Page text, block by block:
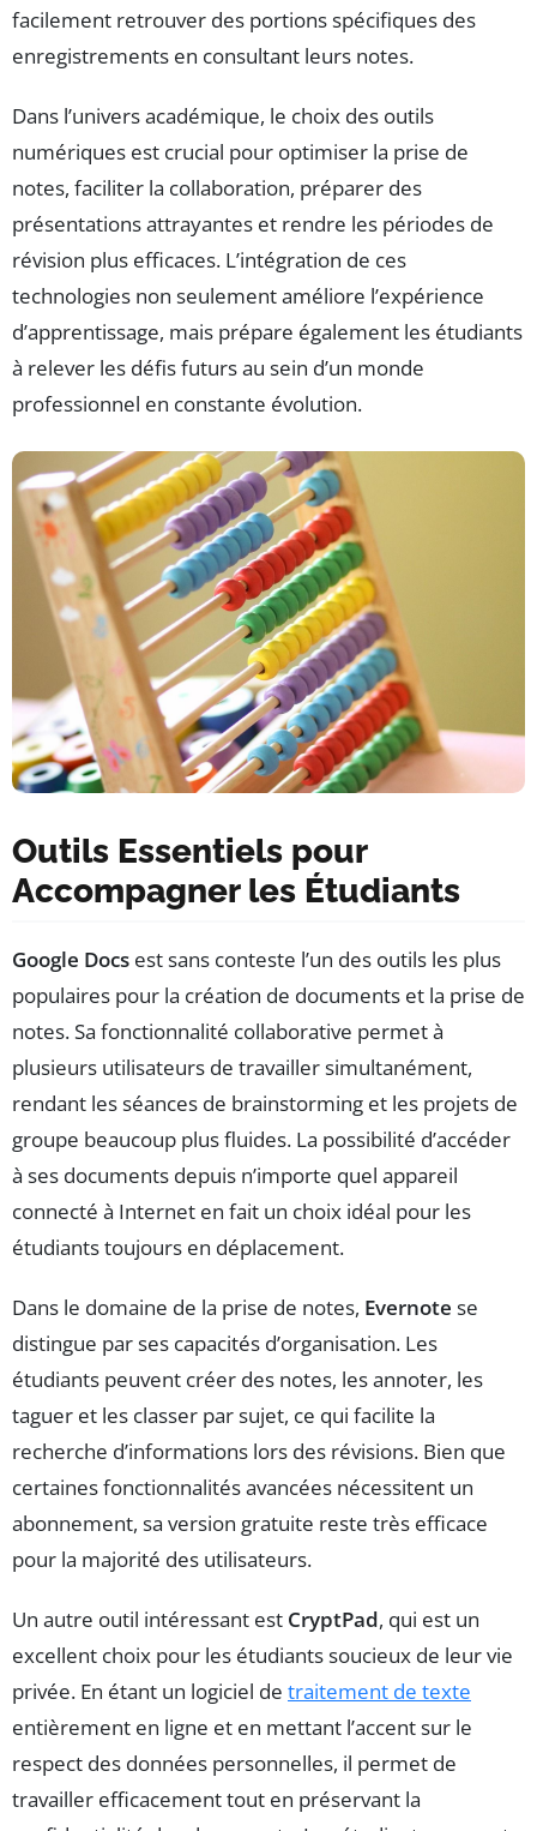
facilement retrouver des portions spécifiques des
enregistrements en consultant leurs notes.
Dans l’univers académique, le choix des outils
numériques est crucial pour optimiser la prise de
notes, faciliter la collaboration, préparer des
présentations attrayantes et rendre les périodes de
révision plus efficaces. L’intégration de ces
technologies non seulement améliore l’expérience
d’apprentissage, mais prépare également les étudiants
à relever les défis futurs au sein d’un monde
professionnel en constante évolution.
Outils Essentiels pour
Accompagner les Étudiants
Google Docs est sans conteste l’un des outils les plus
populaires pour la création de documents et la prise de
notes. Sa fonctionnalité collaborative permet à
plusieurs utilisateurs de travailler simultanément,
rendant les séances de brainstorming et les projets de
groupe beaucoup plus fluides. La possibilité d’accéder
à ses documents depuis n’importe quel appareil
connecté à Internet en fait un choix idéal pour les
étudiants toujours en déplacement.
Dans le domaine de la prise de notes, Evernote se
distingue par ses capacités d’organisation. Les
étudiants peuvent créer des notes, les annoter, les
taguer et les classer par sujet, ce qui facilite la
recherche d’informations lors des révisions. Bien que
certaines fonctionnalités avancées nécessitent un
abonnement, sa version gratuite reste très efficace
pour la majorité des utilisateurs.
Un autre outil intéressant est CryptPad, qui est un
excellent choix pour les étudiants soucieux de leur vie
privée. En étant un logiciel de traitement de texte
entièrement en ligne et en mettant l’accent sur le
respect des données personnelles, il permet de
travailler efficacement tout en préservant la